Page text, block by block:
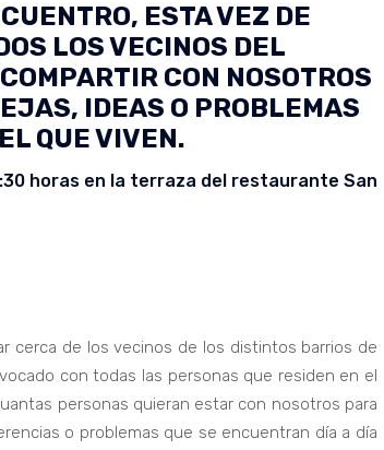
ESTA VEZ DE
LOS VECINOS DEL
CON NOSOTROS
IDEAS O PROBLEMAS
QUE VIVEN.
horas en la terraza del restaurante San
cerca de los vecinos de los distintos barrios de
con todas las personas que residen en el
personas quieran estar con nosotros para
o problemas que se encuentran día a día